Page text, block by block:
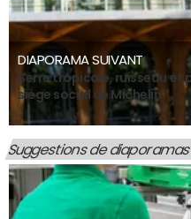
DIAPORAMA SUIVANT
Serre tropicale, ruisseau et
siège social de Michelin
Suggestions de diaporamas